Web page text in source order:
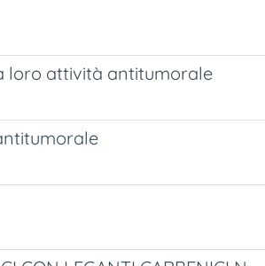
loro attività antitumorale